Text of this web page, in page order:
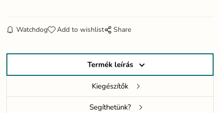
Watchdog Add to wishlist Share
Termék leírás
Kiegészítők
Segíthetünk?